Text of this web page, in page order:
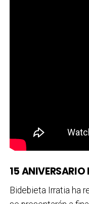
15 ANIVERSARIO
Bidebieta Irratia ha